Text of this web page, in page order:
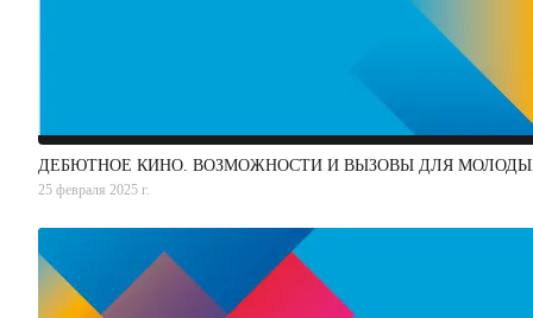
ДЕБЮТНОЕ КИНО. ВОЗМОЖНОСТИ И ВЫЗОВЫ ДЛЯ
25 февраля 2025 г.